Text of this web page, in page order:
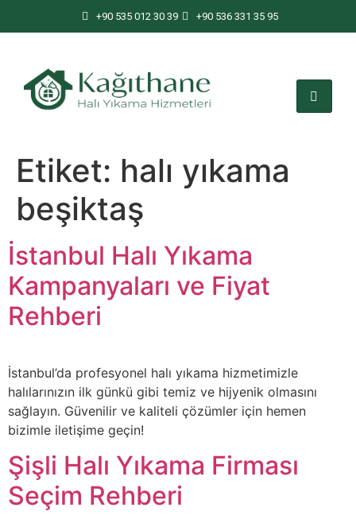
+90 535 012 30 39 +90 536 331 35 95
Etiket: halı yıkama
beşiktaş
İstanbul Halı Yıkama
Kampanyaları ve Fiyat
Rehberi
İstanbul’da profesyonel halı yıkama hizmetimizle
halılarınızın ilk günkü gibi temiz ve hijyenik olmasını
sağlayın. Güvenilir ve kaliteli çözümler için hemen
bizimle iletişime geçin!
Şişli Halı Yıkama Firması
Seçim Rehberi